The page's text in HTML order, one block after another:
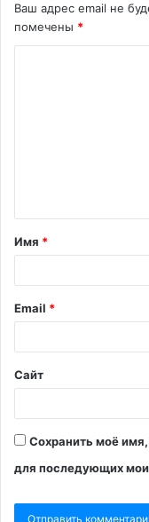
Ваш адрес email не
помечены *
Имя *
Email *
Сайт
Сохранить моё
для последующих